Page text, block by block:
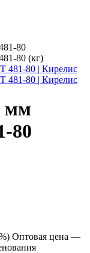
80
80 (кг)
мм
80
Оптовая цена —